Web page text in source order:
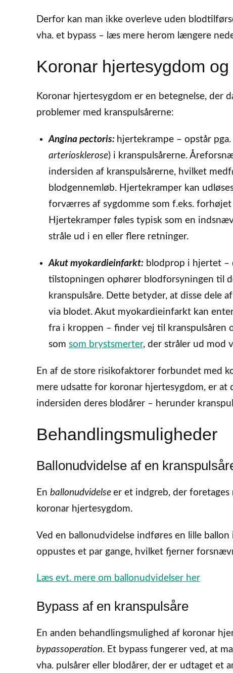
Derfor kan man ikke overleve uden
vha. et bypass – læs mere herom længere
Koronar hjertesygdom
Koronar hjertesygdom er en betegnelse, der
problemer med kranspulsårerne:
Angina pectoris: hjertekrampe – opstår
arteriosklerose) i kranspulsårerne.
indersiden af kranspulsårerne, hvilket
blodgennemløb. Hjertekramper kan
forværres af sygdomme som f.eks.
Hjertekramper føles typisk som en
stråle ud i en eller flere retninger.
Akut myokardieinfarkt: blodprop i hjertet –
tilstopningen ophører blodforsyningen til
kranspulsåre. Dette betyder, at disse
via blodet. Akut myokardieinfarkt kan
fra i kroppen – finder vej til kranspulsåren
som som brystsmerter, der stråler ud mod
En af de store risikofaktorer forbundet med
mere udsatte for koronar hjertesygdom, er
indersiden deres blodårer – herunder
Behandlingsmuligheder
Ballonudvidelse af en
En ballonudvidelse er et indgreb, der
koronar hjertesygdom.
Ved en ballonudvidelse indføres en lille
oppustes et par gange, hvilket fjerner
Læs evt. mere om ballonudvidelser her
Bypass af en kranspulsåre
En anden behandlingsmulighed af koronar
bypassoperation. Et bypass fungerer ved, at
vha. pulsårer eller blodårer, der er udtaget et